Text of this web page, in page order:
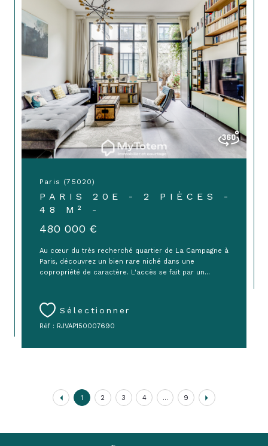
Paris (75020)
PARIS 20E - 2 PIÈCES -
48 M² -
480 000 €
Au cœur du très recherché quartier de La Campagne à
Paris, découvrez un bien rare niché dans une
copropriété de caractère. L'accès se fait par un...
Sélectionner
Réf : RJVAP150007690
1 2 3 4 ... 9